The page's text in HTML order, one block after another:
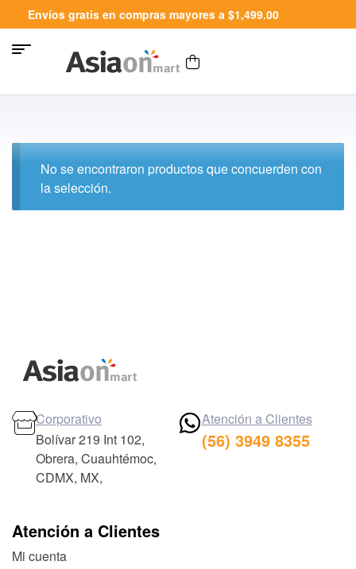
Envíos gratis en compras mayores a $1,499.00
No se encontraron productos que concuerden con
la selección.
Atención a Clientes
Mi cuenta
Corporativo
Bolívar 219 Int 102,
Obrera, Cuauhtémoc,
CDMX, MX,
Atención a Clientes
(56) 3949 8355